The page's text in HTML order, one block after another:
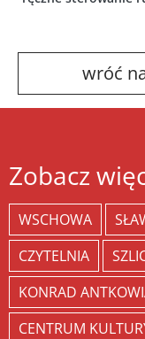
wróć
Zobacz
WSCHOWA
CZYTELNIA
KONRAD
CENTRUM